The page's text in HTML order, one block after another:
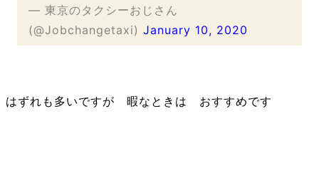
— 東京のタクシーおじさん
(@Jobchangetaxi) January 10, 2020
はずれも多いですが 暇なときは おすすめです